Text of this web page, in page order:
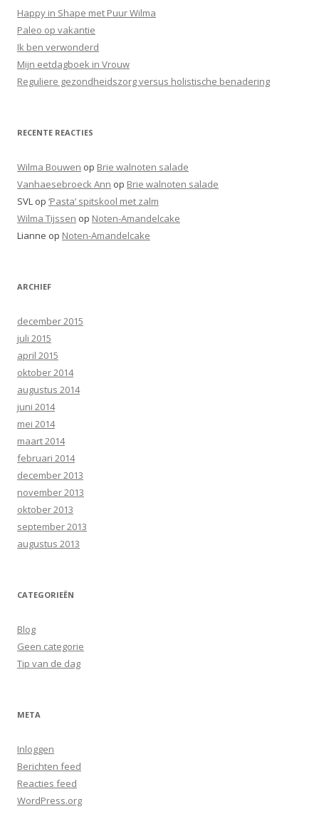
n
n
a
a
r
Happy in Shape met Puur Wilma
Paleo op vakantie
Ik ben verwonderd
Mijn eetdagboek in Vrouw
Reguliere gezondheidszorg versus holistische benadering
RECENTE REACTIES
Wilma Bouwen op Brie walnoten salade
Vanhaesebroeck Ann op Brie walnoten salade
SVL op ‘Pasta’ spitskool met zalm
Wilma Tijssen op Noten-Amandelcake
Lianne op Noten-Amandelcake
ARCHIEF
december 2015
juli 2015
april 2015
oktober 2014
augustus 2014
juni 2014
mei 2014
maart 2014
februari 2014
december 2013
november 2013
oktober 2013
september 2013
augustus 2013
CATEGORIEËN
Blog
Geen categorie
Tip van de dag
META
Inloggen
Berichten feed
Reacties feed
WordPress.org